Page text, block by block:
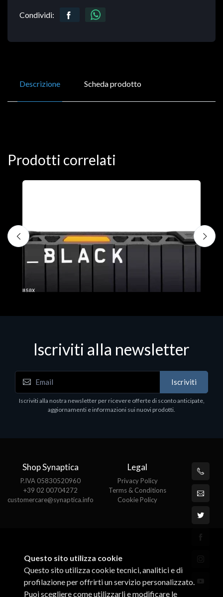
Condividi:
Descrizione Scheda prodotto
Prodotti correlati
WD_BLACK SN850X NVMe SSD
WDBB9H0020BNC - SSD - 2 TB - interno - M.2
2280 - PCIe 4.0 (NVMe) - dissipatore integrato -
nero
Iscriviti alla newsletter
Iscriviti
Iscriviti alla nostra newsletter per ricevere offerte di sconto anticipate,
aggiornamenti e informazioni sui nuovi prodotti.
Shop Synaptica
P.IVA 05830520960
+39 02 00704272
customercare@synaptica.info
Legal
Privacy Policy
Terms & Conditions
Cookie Policy
Questo sito utilizza cookie
Questo sito utilizza cookie tecnici, analitici e di
profilazione per offrirti un servizio personalizzato.
Puoi scegliere come utilizzarli e modificare le